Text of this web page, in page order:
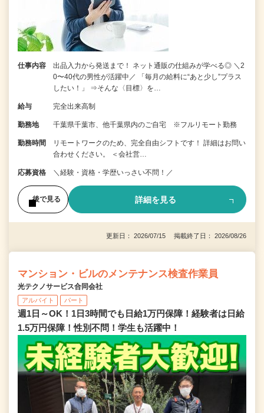
仕事内容
出品入力から発送まで！ ネット通販の仕組みが学べる◎ ＼2
0〜40代の男性が活躍中／ 「毎月の給料に“あと少し”プラス
したい！」 ⇒そんな〈目標〉を…
給与 完全出来高制
勤務地 千葉県千葉市、他千葉県内のご自宅 ※フルリモート勤務
勤務時間
リモートワークのため、完全自由シフトです！ 詳細はお問い
合わせください。 ＜会社営…
応募資格 ＼経験・資格・学歴いっさい不問！／
後で見る 詳細を見る
更新日： 2026/07/15 掲載終了日： 2026/08/26
マンション・ビルのメンテナンス検査作業員
光テクノサービス合同会社
アルバイト パート
週1日～OK！1日3時間でも日給1万円保障！経験者は日給
1.5万円保障！性別不問！学生も活躍中！